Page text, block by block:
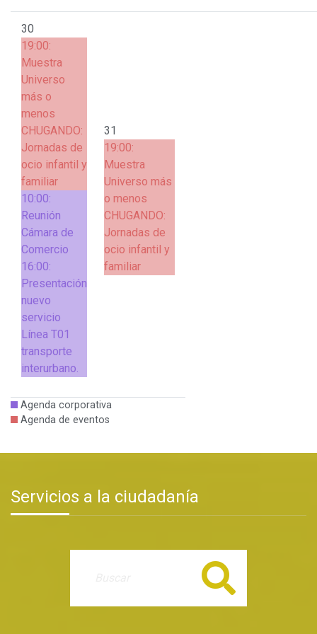
30
19:00:
Muestra
Universo
más o
menos
CHUGANDO:
Jornadas de
ocio infantil y
familiar
10:00:
Reunión
Cámara de
Comercio
16:00:
Presentación
nuevo
servicio
Línea T01
transporte
interurbano.
31
19:00:
Muestra
Universo más
o menos
CHUGANDO:
Jornadas de
ocio infantil y
familiar
Agenda corporativa
Agenda de eventos
Servicios a la ciudadanía
Buscar